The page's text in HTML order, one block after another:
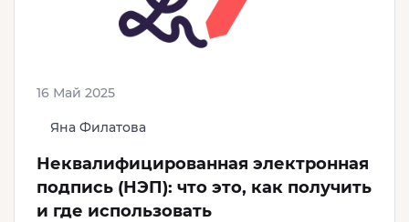
Яна Филатова
16 Май 2025
Неквалифицированная электронная
подпись (НЭП): что это, как получить
и где использовать